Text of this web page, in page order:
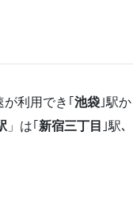
が利用でき｢ 池袋 ｣駅
」は｢ 新宿三丁目 ｣駅､